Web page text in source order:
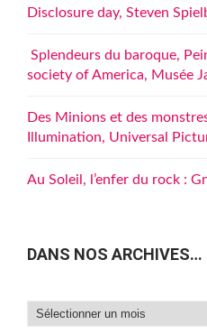
Disclosure day, Steven
Splendeurs du baroque,
society of America, Musée
Des Minions et des
Illumination, Universal
Au Soleil, l’enfer du rock :
DANS NOS ARCHIVES…
Dans